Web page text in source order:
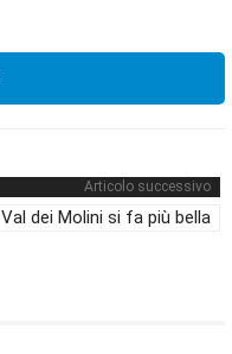
Articolo successivo
Val dei Molini si fa più bella